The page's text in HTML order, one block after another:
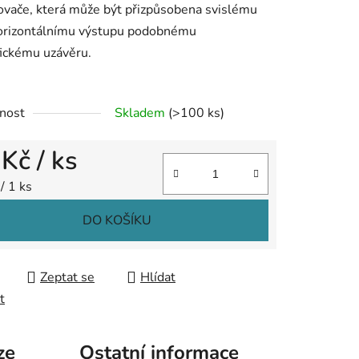
která může být přizpůsobena svislému
výstupu podobnému
uzávěru.
Skladem (>100 ks)
/ ks
1 ks
DO KOŠÍKU
Zeptat se
Hlídat
Ostatní informace